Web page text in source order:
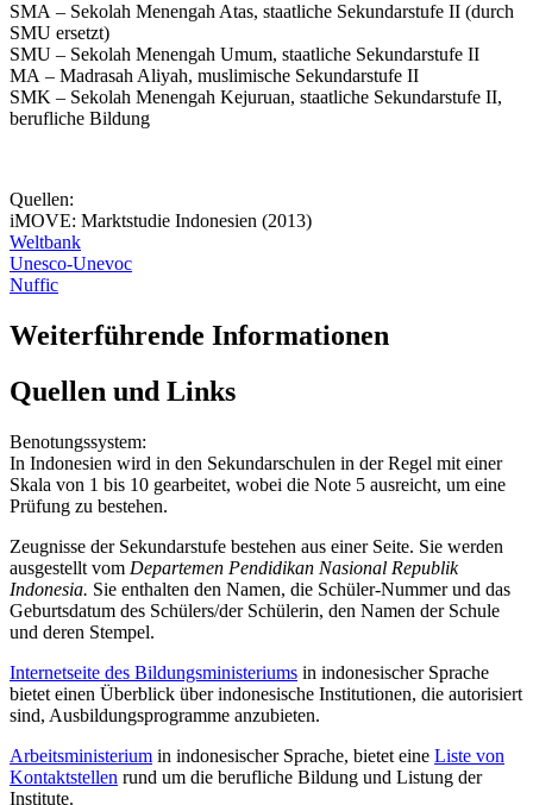
SMA – Sekolah Menengah Atas, staatliche Sekundarstufe II (durch
SMU ersetzt)
SMU – Sekolah Menengah Umum, staatliche Sekundarstufe II
MA – Madrasah Aliyah, muslimische Sekundarstufe II
SMK – Sekolah Menengah Kejuruan, staatliche Sekundarstufe II,
berufliche Bildung
Quellen:
iMOVE: Marktstudie Indonesien (2013)
Weltbank
Unesco-Unevoc
Nuffic
Weiterführende Informationen
Quellen und Links
Benotungssystem:
In Indonesien wird in den Sekundarschulen in der Regel mit einer
Skala von 1 bis 10 gearbeitet, wobei die Note 5 ausreicht, um eine
Prüfung zu bestehen.
Zeugnisse der Sekundarstufe bestehen aus einer Seite. Sie werden
ausgestellt vom Departemen Pendidikan Nasional Republik
Indonesia. Sie enthalten den Namen, die Schüler-Nummer und das
Geburtsdatum des Schülers/der Schülerin, den Namen der Schule
und deren Stempel.
Internetseite des Bildungsministeriums in indonesischer Sprache
bietet einen Überblick über indonesische Institutionen, die autorisiert
sind, Ausbildungsprogramme anzubieten.
Arbeitsministerium in indonesischer Sprache, bietet eine Liste von
Kontaktstellen rund um die berufliche Bildung und Listung der
Institute.